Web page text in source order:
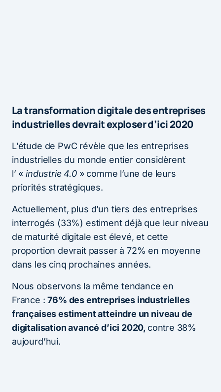
La transformation digitale des entreprises
industrielles devrait exploser d’ici 2020
L’étude de PwC révèle que les entreprises
industrielles du monde entier considèrent
l’ «industrie 4.0» comme l’une de leurs
priorités stratégiques.
Actuellement, plus d’un tiers des entreprises
interrogés (33%) estiment déjà que leur niveau
de maturité digitale est élevé, et cette
proportion devrait passer à 72% en moyenne
dans les cinq prochaines années.
Nous observons la même tendance en
France :76% des entreprises industrielles
françaises estiment atteindre un niveau de
digitalisation avancé d’ici 2020, contre 38%
aujourd’hui.